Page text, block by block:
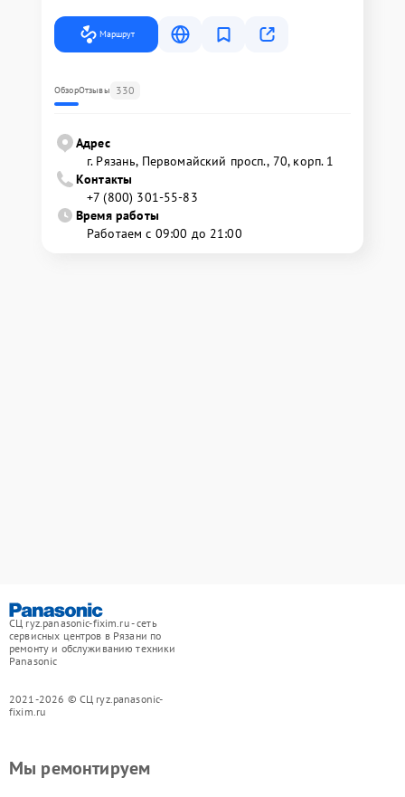
Маршрут
ОбзорОтзывы 330
Адрес
г. Рязань, Первомайский просп., 70, корп. 1
Контакты
+7 (800) 301-55-83
Время работы
Работаем с 09:00 до 21:00
СЦ ryz.panasonic-fixim.ru - сеть
сервисных центров в Рязани по
ремонту и обслуживанию техники
Panasonic
2021-2026 © СЦ ryz.panasonic-
fixim.ru
Мы ремонтируем